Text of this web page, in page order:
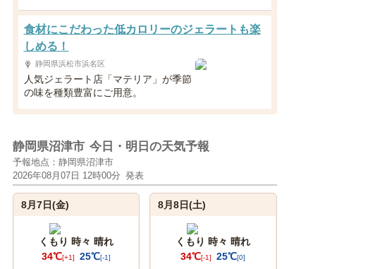
食材にこだわった低カロリーのジェラートも楽
しめる！
静岡県浜松市浜名区
人気ジェラート店「マテリア」が季節
の味を種類豊富にご用意。
静岡県沼津市 今日・明日の天気予報
予報地点：静岡県沼津市
2026年08月07日 12時00分 発表
8月7日(金)
くもり 時々 晴れ
34℃[+1] 25℃[-1]
8月8日(土)
くもり 時々 晴れ
34℃[-1] 25℃[0]